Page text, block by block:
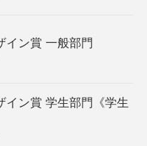
イン賞 一般部門
イン賞 学生部門《学生